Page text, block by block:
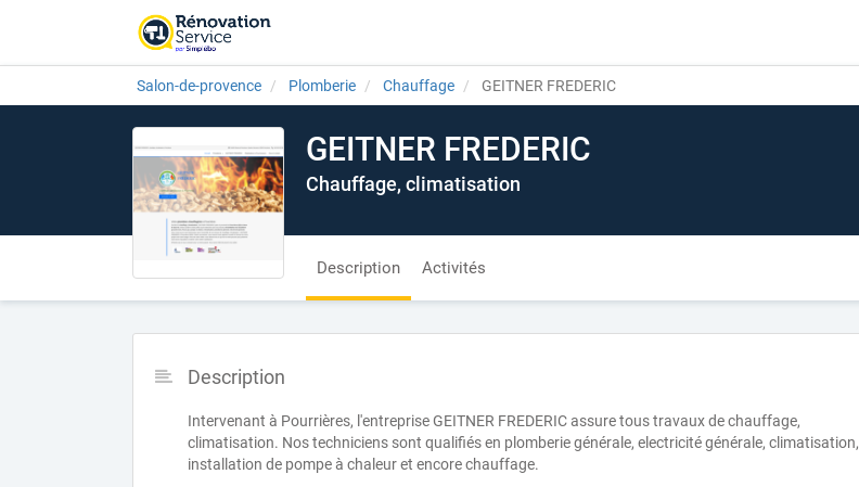
Salon-de-provence Plomberie Chauffage GEITNER FREDERIC
GEITNER FREDERIC
Chauffage, climatisation
Description Activités
Description
Intervenant à Pourrières, l'entreprise GEITNER FREDERIC assure tous travaux de chauffage,
climatisation. Nos techniciens sont qualifiés en plomberie générale, electricité générale, climatisation,
installation de pompe à chaleur et encore chauffage.